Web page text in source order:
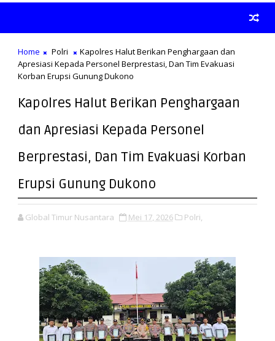
Home Polri
Kapolres Halut Berikan Penghargaan dan
Apresiasi Kepada Personel Berprestasi, Dan Tim Evakuasi
Korban Erupsi Gunung Dukono
Kapolres Halut Berikan Penghargaan
dan Apresiasi Kepada Personel
Berprestasi, Dan Tim Evakuasi Korban
Erupsi Gunung Dukono
Global Timur Nusantara Mei 17, 2026 Polri,